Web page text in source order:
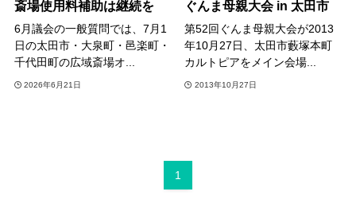
斎場使用料補助は継続を
6月議会の一般質問では、7月1
日の太田市・大泉町・邑楽町・
千代田町の広域斎場オ...
2026年6月21日
ぐんま母親大会 in 太田市
第52回ぐんま母親大会が2013
年10月27日、太田市藪塚本町
カルトピアをメイン会場...
2013年10月27日
1